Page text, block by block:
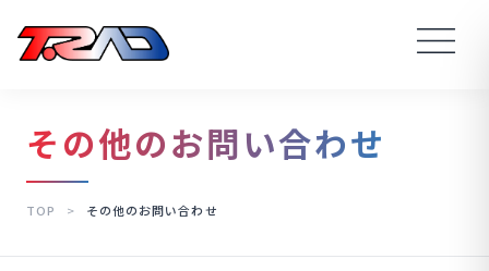
その他のお問い合わせ
TOP > その他のお問い合わせ